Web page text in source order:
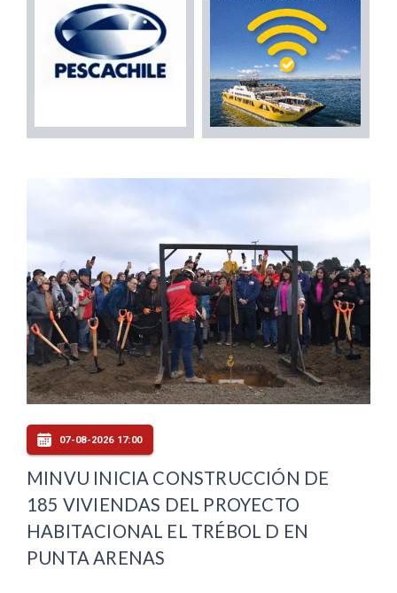
07-08-2026 17:00
MINVU INICIA CONSTRUCCIÓN DE
185 VIVIENDAS DEL PROYECTO
HABITACIONAL EL TRÉBOL D EN
PUNTA ARENAS